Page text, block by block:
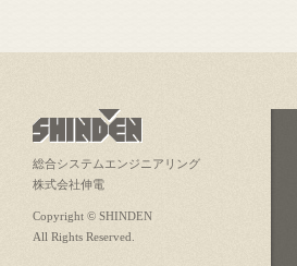
総合システムエンジニアリング
株式会社伸電
Copyright © SHINDEN
All Rights Reserved.